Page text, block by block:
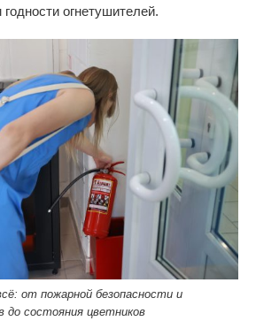
огнетушителей.
от пожарной безопасности и
до состояния цветников